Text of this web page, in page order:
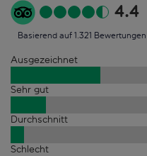
4.4
Basierend auf 1.321 Bewertungen
Ausgezeichnet
Sehr gut
Durchschnitt
Schlecht